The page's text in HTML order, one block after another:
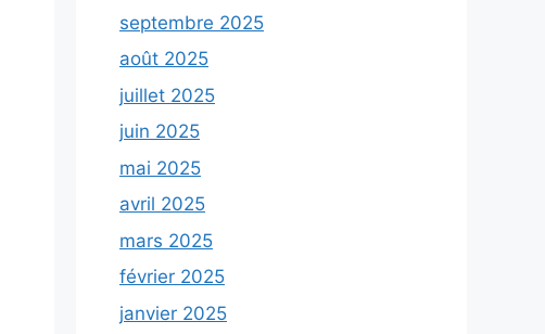
septembre 2025
août 2025
juillet 2025
juin 2025
mai 2025
avril 2025
mars 2025
février 2025
janvier 2025